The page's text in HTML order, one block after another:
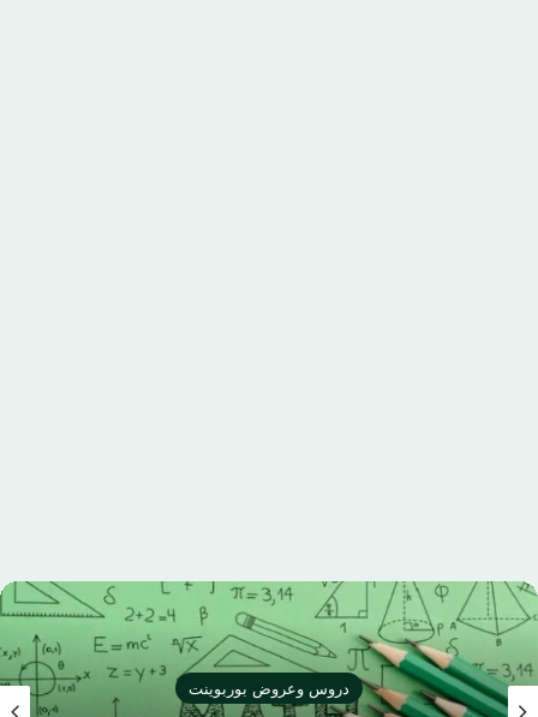
دروس وعروض بوربوينت